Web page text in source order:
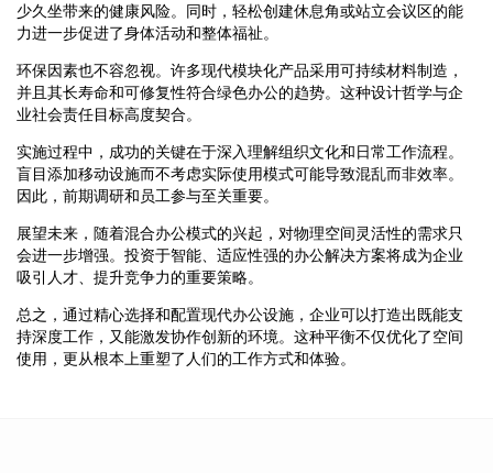
少久坐带来的健康风险。同时，轻松创建休息角或站立会议区的能
力进一步促进了身体活动和整体福祉。
环保因素也不容忽视。许多现代模块化产品采用可持续材料制造，
并且其长寿命和可修复性符合绿色办公的趋势。这种设计哲学与企
业社会责任目标高度契合。
实施过程中，成功的关键在于深入理解组织文化和日常工作流程。
盲目添加移动设施而不考虑实际使用模式可能导致混乱而非效率。
因此，前期调研和员工参与至关重要。
展望未来，随着混合办公模式的兴起，对物理空间灵活性的需求只
会进一步增强。投资于智能、适应性强的办公解决方案将成为企业
吸引人才、提升竞争力的重要策略。
总之，通过精心选择和配置现代办公设施，企业可以打造出既能支
持深度工作，又能激发协作创新的环境。这种平衡不仅优化了空间
使用，更从根本上重塑了人们的工作方式和体验。